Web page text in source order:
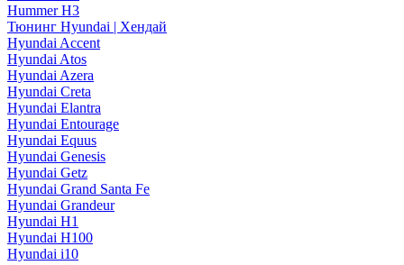
Hummer H3
Тюнинг Hyundai | Хендай
Hyundai Accent
Hyundai Atos
Hyundai Azera
Hyundai Creta
Hyundai Elantra
Hyundai Entourage
Hyundai Equus
Hyundai Genesis
Hyundai Getz
Hyundai Grand Santa Fe
Hyundai Grandeur
Hyundai H1
Hyundai H100
Hyundai i10